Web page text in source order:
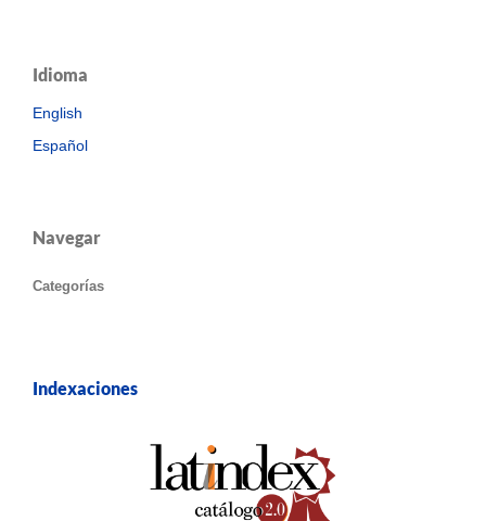
Idioma
English
Español
Navegar
Categorías
Indexaciones